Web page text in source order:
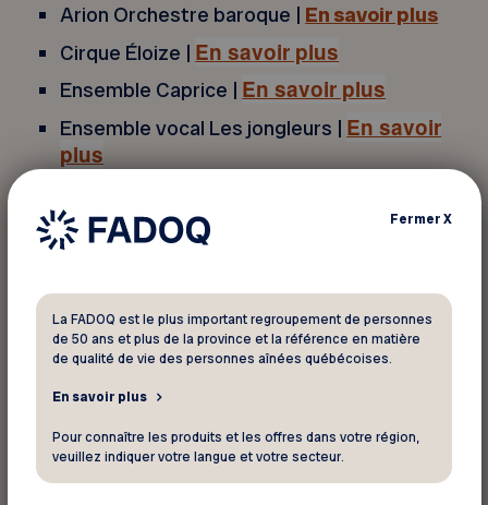
Arion Orchestre baroque | En savoir plus
Cirque Éloize | En savoir plus
Ensemble Caprice | En savoir plus
Ensemble vocal Les jongleurs | En savoir
plus
savoir plus
Les Grands Explorateurs |
Maison Théâtre |En savoir plus
Orchestre Symphonique de Montréal |En
savoir plus
Théâtre aux Écuries |
Théâtre Denise-Pelletier |
En savoir plus
Théâtre Espace Go |En savoir plus
FermerX
La FADOQ est le plus important regroupement de personnes
de 50 ans et plus de la province et la référence en matière
de qualité de vie des personnes aînées québécoises.
En savoir plus
Pour connaître les produits et les offres dans votre région,
veuillez indiquer votre langue et votre secteur.